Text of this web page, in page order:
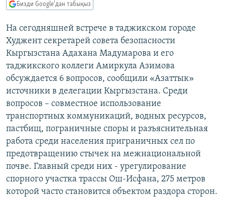
ЭКСПЕРТТЕР ТАЛДАЙТ
БИЗ ЖАНА ДҮЙНӨ
ЭЖЕ-СИҢДИЛЕР
АЗАТТЫК+
ЫҢГАЙСЫЗ СУРООЛОР
ӨЗГӨЧӨ ПИКИР
Русский
ОНЛАЙН ШЕРИНЕ
ЭЕ/АРнун бардык сайттары
Бизди Google'дан табыңыз
На сегодняшней встрече в таджикском городе
Худжент секретарей совета безопасности
Кыргызстана Адахана Мадумарова и его
таджикского коллеги Амиркула Азимова
обсуждается 6 вопросов, сообщили «Азаттык»
источники в делегации Кыргызстана. Среди
вопросов – совместное использование
транспортных коммуникаций, водных ресурсов,
пастбищ, пограничные споры и разъяснительная
работа среди населения приграничных сел по
предотвращению стычек на межнациональной
почве. Главный среди них - урегулирование
спорного участка трассы Ош-Исфана, 275 метров
которой часто становится объектом раздора сторон.